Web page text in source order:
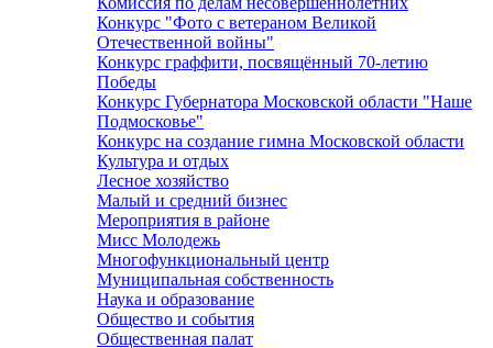
Конкурс "Фото с ветераном Великой
Отечественной войны"
Конкурс граффити, посвящённый 70-летию
Победы
Конкурс Губернатора Московской области "Наше
Подмосковье"
Конкурс на создание гимна Московской области
Культура и отдых
Лесное хозяйство
Малый и средний бизнес
Мероприятия в районе
Мисс Молодежь
Многофункциональный центр
Муниципальная собственность
Наука и образование
Общество и события
Общественная палат